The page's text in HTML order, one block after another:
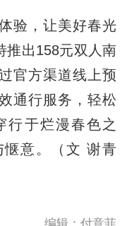
，让美好春光
推出158元双人南
官方渠道线上预
通行服务，轻松
行于烂漫春色之
惬意。（文 谢青